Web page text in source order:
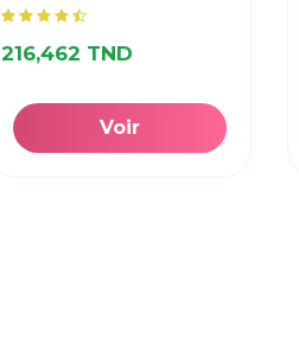
216,462 TND
Voir